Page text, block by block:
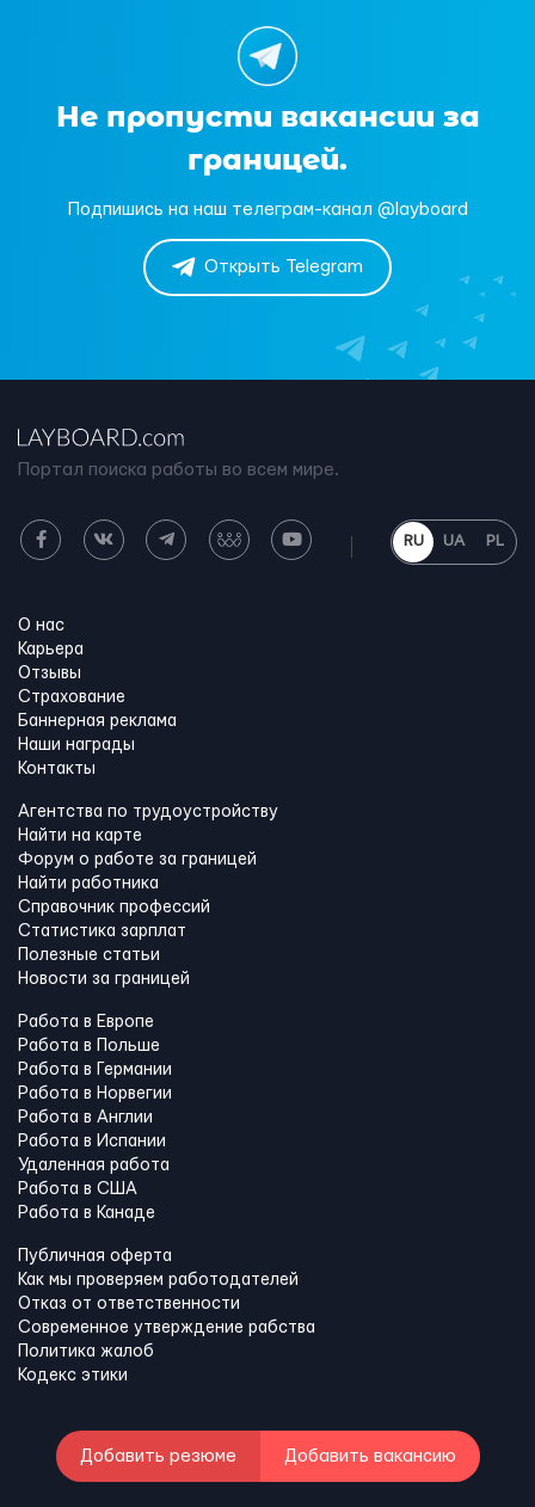
Не пропусти вакансии за
границей.
Подпишись на наш телеграм-канал @layboard
Открыть Telegram
Портал поиска работы во всем мире.
RU UA PL
О нас
Карьера
Отзывы
Страхование
Баннерная реклама
Наши награды
Контакты
Агентства по трудоустройству
Найти на карте
Форум о работе за границей
Найти работника
Справочник профессий
Статистика зарплат
Полезные статьи
Новости за границей
Работа в Европе
Работа в Польше
Работа в Германии
Работа в Норвегии
Работа в Англии
Работа в Испании
Удаленная работа
Работа в США
Работа в Канадe
Публичная оферта
Как мы проверяем работодателей
Отказ от ответственности
Современное утверждение рабства
Политика жалоб
Кодекс этики
Добавить резюме Добавить вакансию